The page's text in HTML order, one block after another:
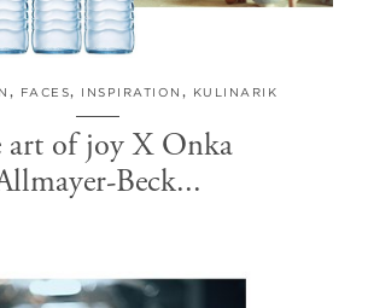
, FACES, INSPIRATION , KULINARIK
art of joy X Onka
Beck...